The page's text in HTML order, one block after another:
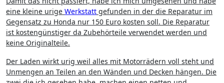
eine kleine urige Werkstatt gefunden in der die Reparatur im
Gegensatz zu Honda nur 150 Euro kosten soll. Die Reparatur
ist kostengünstiger da Zubehörteile verwendet werden und
keine Originalteile.
Der Laden wirkt urig weil alles mit Motorrädern voll steht und
Unmengen an Teilen an den Wänden und Decken hängen. Die